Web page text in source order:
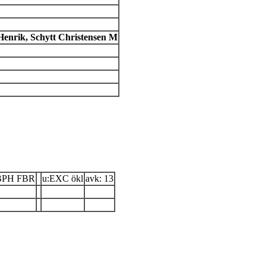
Schytt Christensen M
FBR u:EXC ökl avk: 13